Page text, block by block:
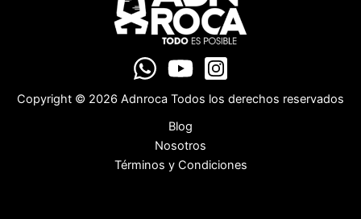
Copyright © 2026 Adnroca Todos los derechos reservados
Blog
Nosotros
Términos y Condiciones